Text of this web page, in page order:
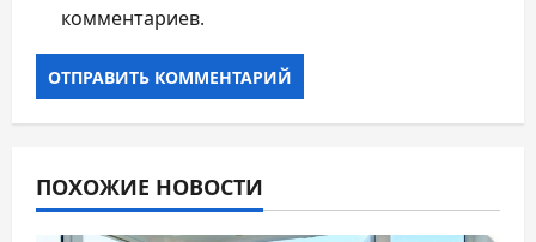
комментариев.
ПОХОЖИЕ НОВОСТИ